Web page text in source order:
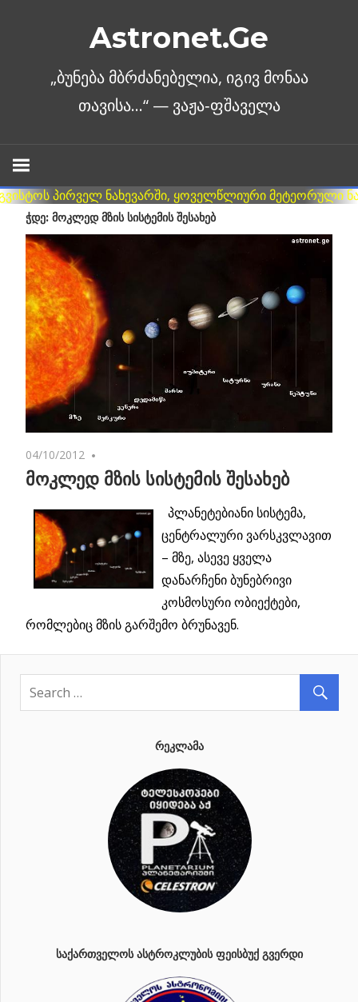
Astronet.Ge
ᲭᲓᲔ: ᲛᲝᲙᲚᲔᲓ ᲛᲖᲘᲡ ᲡᲘᲡᲢᲔᲛᲘᲡ ᲨᲔᲡᲐᲮᲔᲑ
04/10/2012
მოკლედ მზის სისტემის შესახებ
პლანეტებიანი სისტემა,
ცენტრალური ვარსკვლავით
– მზე, ასევე ყველა
დანარჩენი ბუნებრივი
კოსმოსური ობიექტები,
რომლებიც მზის გარშემო ბრუნავენ.
ᲠᲔᲙᲚᲐᲛᲐ
ᲡᲐᲥᲐᲠᲗᲕᲔᲚᲝᲡ ᲐᲡᲢᲠᲝᲙᲚᲣᲑᲘᲡ ᲤᲔᲘᲡᲑᲣᲥ ᲒᲕᲔᲠᲓᲘ